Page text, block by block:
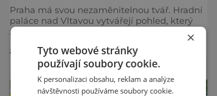
Praha má svou nezaměnitelnou tvář. Hradní
paláce nad Vltavou vytvářejí pohled, který
zná celý svět. Je to obraz, který okouzluje po
jediný Čech, který by ho neznal. Pražský hrad
se objevuje na pohlednicích, ve filmech i na
fotkách. A kdo si plánuje výlet do naší
metropole, má ho na seznamu mí
zobrazit více >>
×
Tyto webové stránky
používají soubory cookie.
K personalizaci obsahu, reklam a analýze
návštěvnosti používáme soubory cookie.